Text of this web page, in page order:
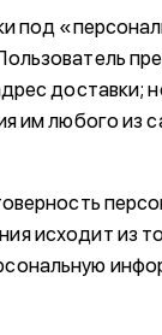
под
доставки;
им любого из
исходит из